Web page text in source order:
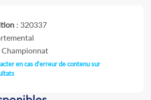
: 320337
en cas d'erreur de contenu sur